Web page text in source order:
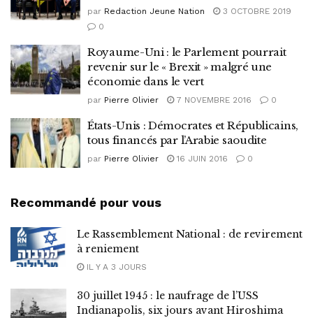
par Redaction Jeune Nation
3 OCTOBRE 2019
0
Royaume-Uni : le Parlement pourrait
revenir sur le « Brexit » malgré une
économie dans le vert
par Pierre Olivier 7 NOVEMBRE 2016 0
États-Unis : Démocrates et Républicains,
tous financés par l’Arabie saoudite
par Pierre Olivier 16 JUIN 2016 0
Recommandé pour vous
Le Rassemblement National : de revirement
à reniement
IL Y A 3 JOURS
30 juillet 1945 : le naufrage de l’USS
Indianapolis, six jours avant Hiroshima